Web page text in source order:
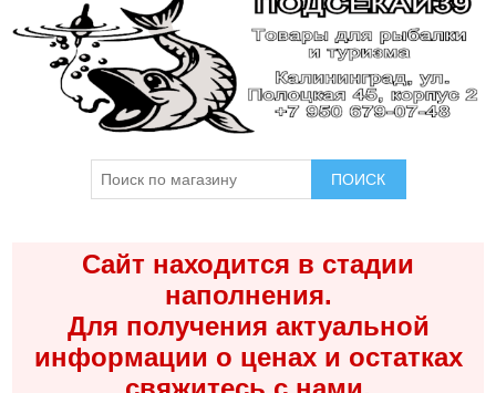
ПОИСК
Сайт находится в стадии
наполнения.
Для получения актуальной
информации о ценах и остатках